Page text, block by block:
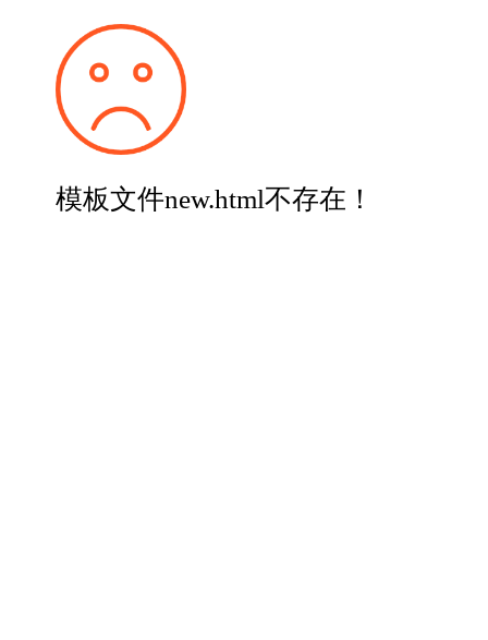
模板文件new.html不存在！